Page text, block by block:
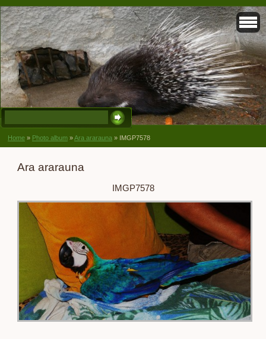
Home » Photo album »Ara ararauna » IMGP7578
Ara ararauna
IMGP7578